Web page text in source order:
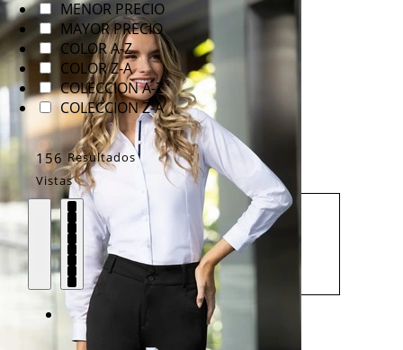
MENOR PRECIO
MAYOR PRECIO
COLOR A-Z
COLOR Z-A
COLECCION A-Z
COLECCION Z-A
156Resultados
Vistas